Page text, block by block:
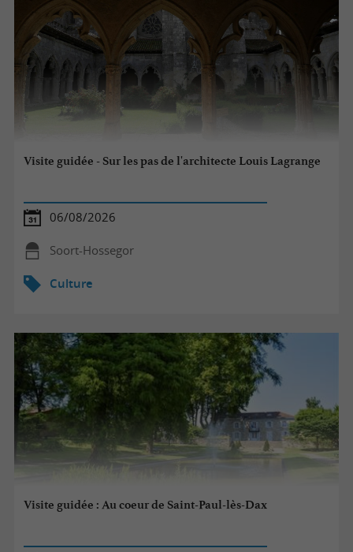
Visite guidée - Sur les pas de l'architecte Louis Lagrange
06/08/2026
Soort-Hossegor
Culture
Visite guidée : Au coeur de Saint-Paul-lès-Dax